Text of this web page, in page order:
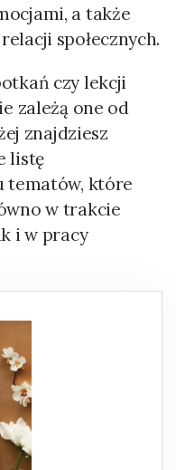
a także
społecznych.
czy lekcji
zależą one od
znajdziesz
listę
tematów, które
w trakcie
i w pracy